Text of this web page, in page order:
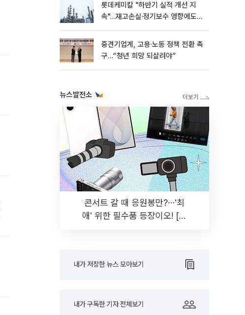
롯데케미칼 "하반기 실적 개선 지
속"…재고손실·정기보수 영향에도
중견기업계, 고용·노동 정책 전환 촉
구…“청년 희망 되살려야”
뉴스발전소
콘서트 갈 때 응원봉만?⋯'최
애' 위한 필수품 등장이오! [솔
내가 저장한 뉴스 모아보기
내가 구독한 기자 전체보기